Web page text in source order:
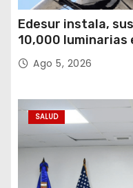
Edesur instala,
10,000 luminarias
Ago 5, 2026
SALUD